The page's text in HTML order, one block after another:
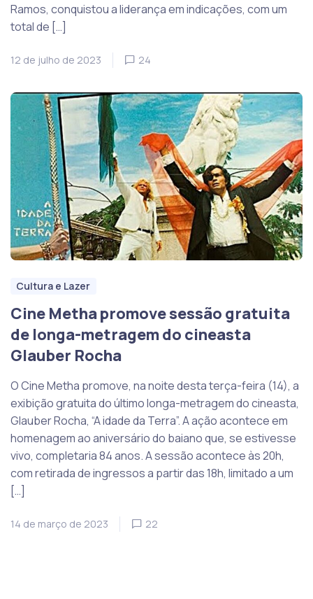
Ramos, conquistou a liderança em indicações, com um
total de […]
12 de julho de 2023 24
Cultura e Lazer
Cine Metha promove sessão gratuita
de longa-metragem do cineasta
Glauber Rocha
O Cine Metha promove, na noite desta terça-feira (14), a
exibição gratuita do último longa-metragem do cineasta,
Glauber Rocha, “A idade da Terra”. A ação acontece em
homenagem ao aniversário do baiano que, se estivesse
vivo, completaria 84 anos. A sessão acontece às 20h,
com retirada de ingressos a partir das 18h, limitado a um
[…]
14 de março de 2023 22